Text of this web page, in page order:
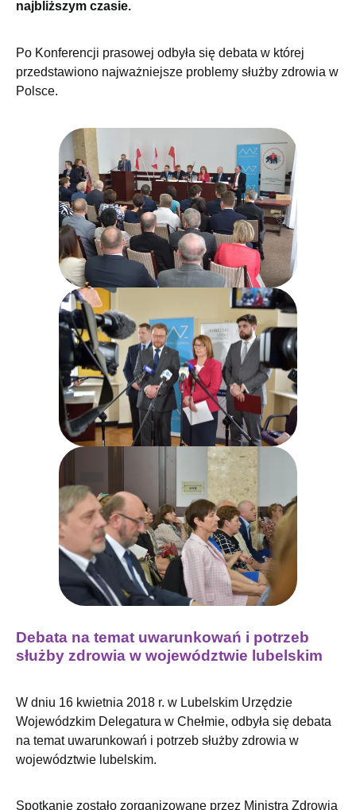
najbliższym czasie.
Po Konferencji prasowej odbyła się debata w której
przedstawiono najważniejsze problemy służby zdrowia w
Polsce.
Debata na temat uwarunkowań i potrzeb
służby zdrowia w województwie lubelskim
W dniu 16 kwietnia 2018 r. w Lubelskim Urzędzie
Wojewódzkim Delegatura w Chełmie, odbyła się debata
na temat uwarunkowań i potrzeb służby zdrowia w
województwie lubelskim.
Spotkanie zostało zorganizowane przez Ministra Zdrowia